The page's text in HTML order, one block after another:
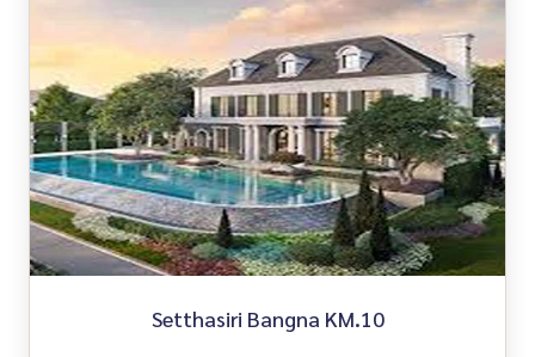
Setthasiri Bangna KM.10